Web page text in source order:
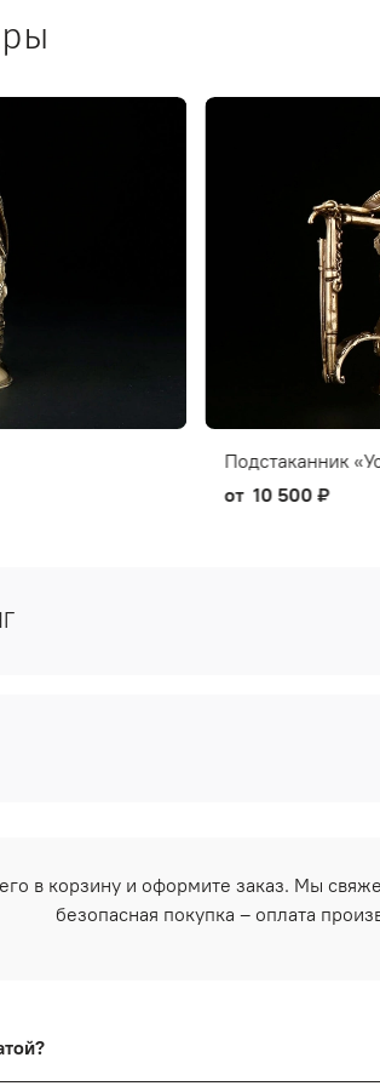
Подстаканник
от 10 500 ₽
его в корзину и оформите заказ. Мы
безопасная покупка – оплата